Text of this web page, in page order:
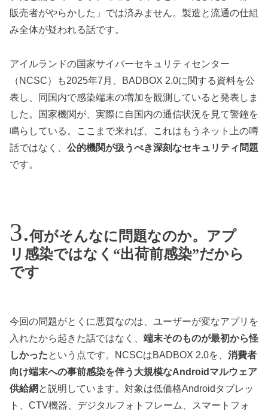
販売者がやらかした」では済みません。製造と流通の仕組
み全体が疑われる話です。
アイルランドの国家サイバーセキュリティセンター
（NCSC）も2025年7月、BADBOX 2.0に関する資料を公
表し、同国内で感染端末の増加を観測していると発表しま
した。国家機関が、実際に自国内の通信状況を見て警鐘を
鳴らしている。ここまで来れば、これはもうネット上の噂
話ではなく、 公的機関が扱うべき深刻なセキュリティ問題
です。
何がそんなに問題なのか。アプ
リ感染ではなく“出荷前感染”だから
です
今回の問題がとくに悪質なのは、ユーザーが変なアプリを
入れたから起きた話ではなく、 端末そのものが最初から怪
しかったという点です。NCSCはBADBOX 2.0を、 消費者
向け端末への事前感染を伴う大規模なAndroidマルウェア
供給網 と説明しています。対象は低価格Androidタブレッ
ト、CTV機器、デジタルフォトフレーム、スマートフォ